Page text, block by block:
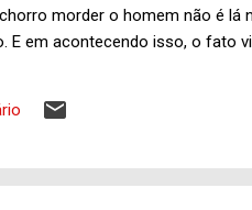
morder o homem não é lá
E em acontecendo isso, o fato
notícias de assaltos,
em geral por pura vontade de
Globo), por exemplo,